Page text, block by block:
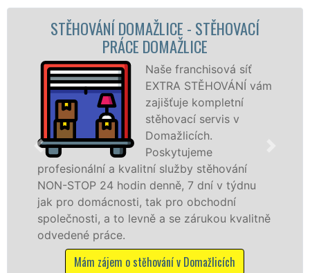
- STĚHOVACÍ
franchisová síť
STĚHOVÁNÍ vám
kompletní
servis v
stěhování
7 dní v týdnu
obchodní
se zárukou kvalitně
STĚHOVACÍ
STĚHOVACÍ
služby zajišťujeme
celém okresu Domažlice
franchisové sítě EXTRA
Nabízíme stěhovací
Mám zájem o stěhovací